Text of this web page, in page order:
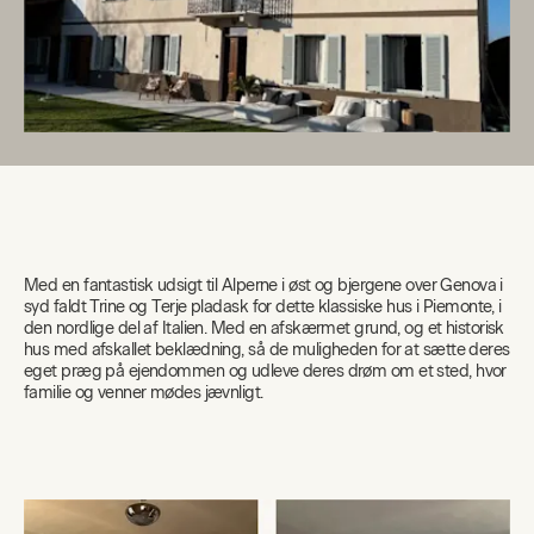
Med en fantastisk udsigt til Alperne i øst og bjergene over Genova i
syd faldt Trine og Terje pladask for dette klassiske hus i Piemonte, i
den nordlige del af Italien. Med en afskærmet grund, og et historisk
hus med afskallet beklædning, så de muligheden for at sætte deres
eget præg på ejendommen og udleve deres drøm om et sted, hvor
familie og venner mødes jævnligt.